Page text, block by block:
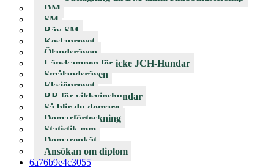
DM
SM
Räv-SM
Kostaprovet
Ölandsräven
Länskampen för icke JCH-Hundar
Smålandsräven
Eksjöprovet
RR för vildsvinshundar
Så blir du domare
Domarförteckning
Statistik mm
Domarenkät
Ansökan om diplom
6a76b9e4c3055